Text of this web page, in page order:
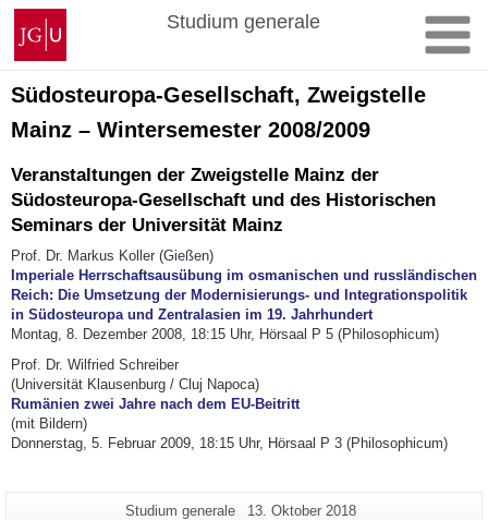
Zum
Inhalt
springen
Johannes
Gutenberg-
Universität
Mainz
Studium generale
Südosteuropa-Gesellschaft, Zweigstelle
Mainz – Wintersemester 2008/2009
Veranstaltungen der Zweigstelle Mainz der
Südosteuropa-Gesellschaft und des Historischen
Seminars der Universität Mainz
Prof. Dr. Markus Koller (Gießen)
Imperiale Herrschaftsausübung im osmanischen und russländischen
Reich: Die Umsetzung der Modernisierungs- und Integrationspolitik
in Südosteuropa und Zentralasien im 19. Jahrhundert
Montag, 8. Dezember 2008, 18:15 Uhr, Hörsaal P 5 (Philosophicum)
Prof. Dr. Wilfried Schreiber
(Universität Klausenburg / Cluj Napoca)
Rumänien zwei Jahre nach dem EU-Beitritt
(mit Bildern)
Donnerstag, 5. Februar 2009, 18:15 Uhr, Hörsaal P 3 (Philosophicum)
Zusätzliche
Seiten-
Studium generale
Letzte
13. Oktober 2018